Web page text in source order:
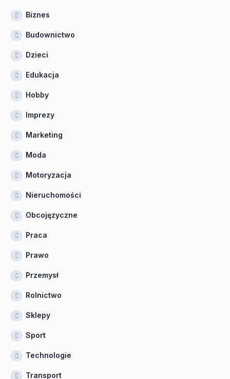
Biznes
Budownictwo
Dzieci
Edukacja
Hobby
Imprezy
Marketing
Moda
Motoryzacja
Nieruchomości
Obcojęzyczne
Praca
Prawo
Przemysł
Rolnictwo
Sklepy
Sport
Technologie
Transport